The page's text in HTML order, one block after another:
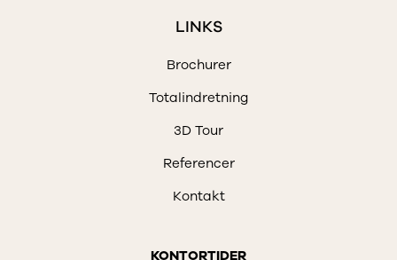
LINKS
Brochurer
Totalindretning
3D Tour
Referencer
Kontakt
KONTORTIDER